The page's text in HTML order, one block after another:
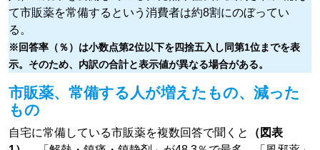
て市販薬を常備するという消費者は約8割にのぼってい
る。
※回答率（％）は小数点第2位以下を四捨五入し同第1位までを表
示。そのため、内訳の合計と表示値が異なる場合がある。
市販薬、常備する人が増えたもの、減った
もの
自宅に常備している市販薬を複数回答で聞くと
（図表